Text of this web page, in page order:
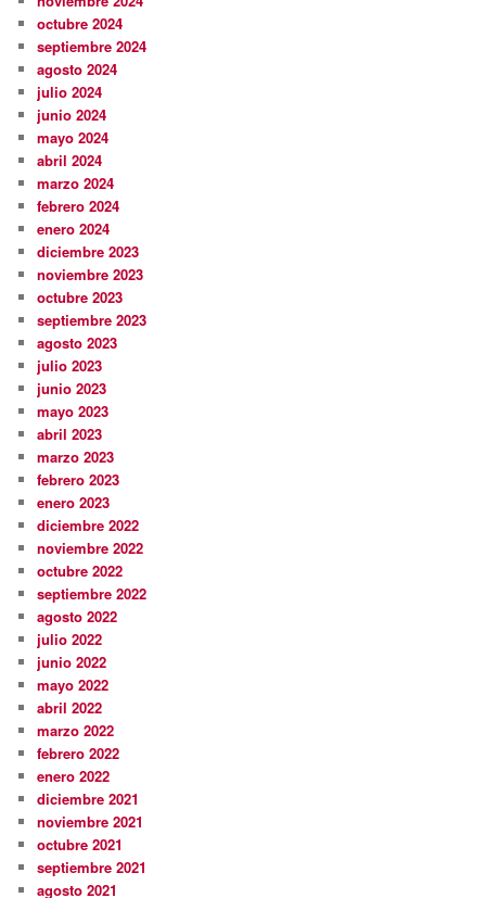
octubre 2024
septiembre 2024
agosto 2024
julio 2024
junio 2024
mayo 2024
abril 2024
marzo 2024
febrero 2024
enero 2024
diciembre 2023
noviembre 2023
octubre 2023
septiembre 2023
agosto 2023
julio 2023
junio 2023
mayo 2023
abril 2023
marzo 2023
febrero 2023
enero 2023
diciembre 2022
noviembre 2022
octubre 2022
septiembre 2022
agosto 2022
julio 2022
junio 2022
mayo 2022
abril 2022
marzo 2022
febrero 2022
enero 2022
diciembre 2021
noviembre 2021
octubre 2021
septiembre 2021
agosto 2021